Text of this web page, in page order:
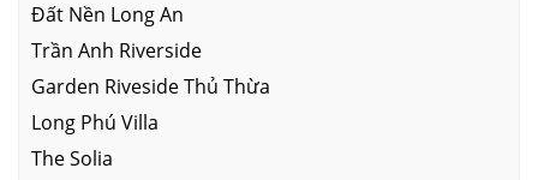
Đất Nền Long An
Trần Anh Riverside
Garden Riveside Thủ Thừa
Long Phú Villa
The Solia